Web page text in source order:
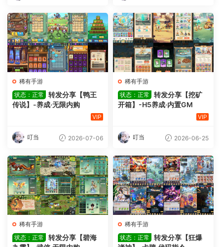
稀有手游
状态：正常
转发分享【鸭王
传说】-养成·无限内购
VIP
叮当 2026-07-06
稀有手游
状态：正常
转发分享【挖矿
开箱】-H5养成·内置GM
VIP
叮当 2026-06-25
稀有手游
状态：正常
转发分享【碧海
稀有手游
状态：正常
转发分享【狂爆